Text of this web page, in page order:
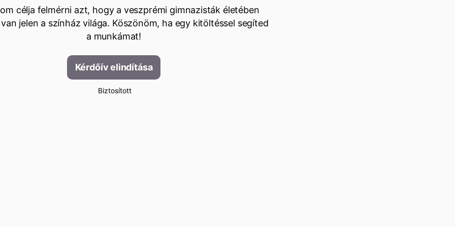
célja felmérni azt, hogy a veszprémi gimnazisták életében
jelen a színház világa. Köszönöm, ha egy kitöltéssel segíted
a munkámat!
Kérdőív elindítása
Biztosított